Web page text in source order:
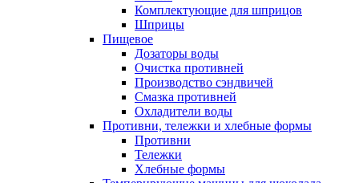
Комплектующие для шприцов
Шприцы
Пищевое
Дозаторы воды
Очистка противней
Производство сэндвичей
Смазка противней
Охладители воды
Противни, тележки и хлебные формы
Противни
Тележки
Хлебные формы